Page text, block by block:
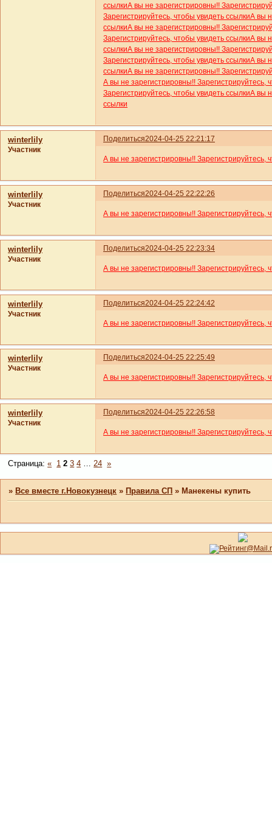
ссылкиА вы не зарегистрировны!!
Зарегистрируйтесь, чтобы увидеть ссылкиА вы
ссылкиА вы не зарегистрировны!!
Зарегистрируйтесь, чтобы увидеть ссылкиА вы
ссылкиА вы не зарегистрировны!!
Зарегистрируйтесь, чтобы увидеть ссылкиА вы
ссылкиА вы не зарегистрировны!!
А вы не зарегистрировны!! Зарегистрируйтесь,
Зарегистрируйтесь, чтобы увидеть ссылкиА вы
ссылки
Поделиться2024-04-25 22:21:17
winterlily
Участник
А вы не зарегистрировны!! Зарегистрируйтесь,
Поделиться2024-04-25 22:22:26
winterlily
Участник
А вы не зарегистрировны!! Зарегистрируйтесь,
Поделиться2024-04-25 22:23:34
winterlily
Участник
А вы не зарегистрировны!! Зарегистрируйтесь,
Поделиться2024-04-25 22:24:42
winterlily
Участник
А вы не зарегистрировны!! Зарегистрируйтесь,
Поделиться2024-04-25 22:25:49
winterlily
Участник
А вы не зарегистрировны!! Зарегистрируйтесь,
Поделиться2024-04-25 22:26:58
winterlily
Участник
А вы не зарегистрировны!! Зарегистрируйтесь,
Страница:« 1 2 3 4 24 »
»Все вместе г.Новокузнецк »Правила СП »Манекены купить